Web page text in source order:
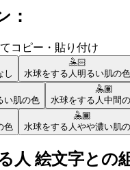
：
コピー・貼り付け
し
🤽🏻
水球をする人 明るい肌の色
い肌の色
🤽🏽
水球をする人 中間
色
🤽🏾
水球をする人 やや濃い肌
人 絵文字との